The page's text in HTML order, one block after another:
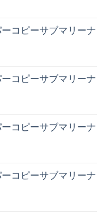
コピーサブマリーナ
コピーサブマリーナ
コピーサブマリーナ
コピーサブマリーナ